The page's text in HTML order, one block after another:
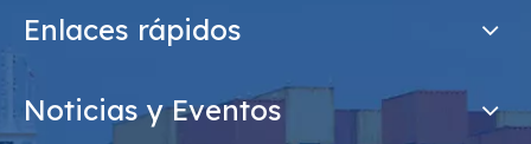
Enlaces rápidos
Noticias y Eventos